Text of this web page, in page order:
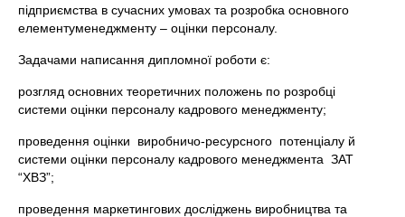
підприємства в сучасних умовах та розробка основного
елементуменеджменту – оцінки персоналу.
Задачами написання дипломної роботи є:
розгляд основних теоретичних положень по розробці
системи оцінки персоналу кадрового менеджменту;
проведення оцінки виробничо-ресурсного потенціалу й
системи оцінки персоналу кадрового менеджмента ЗАТ
“ХВЗ”;
проведення маркетингових досліджень виробництва та